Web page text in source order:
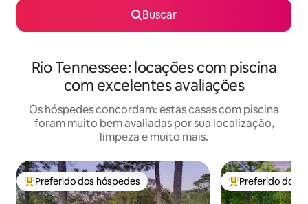
Buscar
Rio Tennessee: locações com piscina
com excelentes avaliações
Os hóspedes concordam: estas casas com piscina
foram muito bem avaliadas por sua localização,
limpeza e muito mais.
Entre os melhores preferidos dos hóspedes
Preferido dos hóspedes Entre os
Preferido dos